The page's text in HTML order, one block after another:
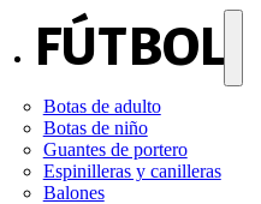
FÚTBOL
Botas de adulto
Botas de niño
Guantes de portero
Espinilleras y canilleras
Balones